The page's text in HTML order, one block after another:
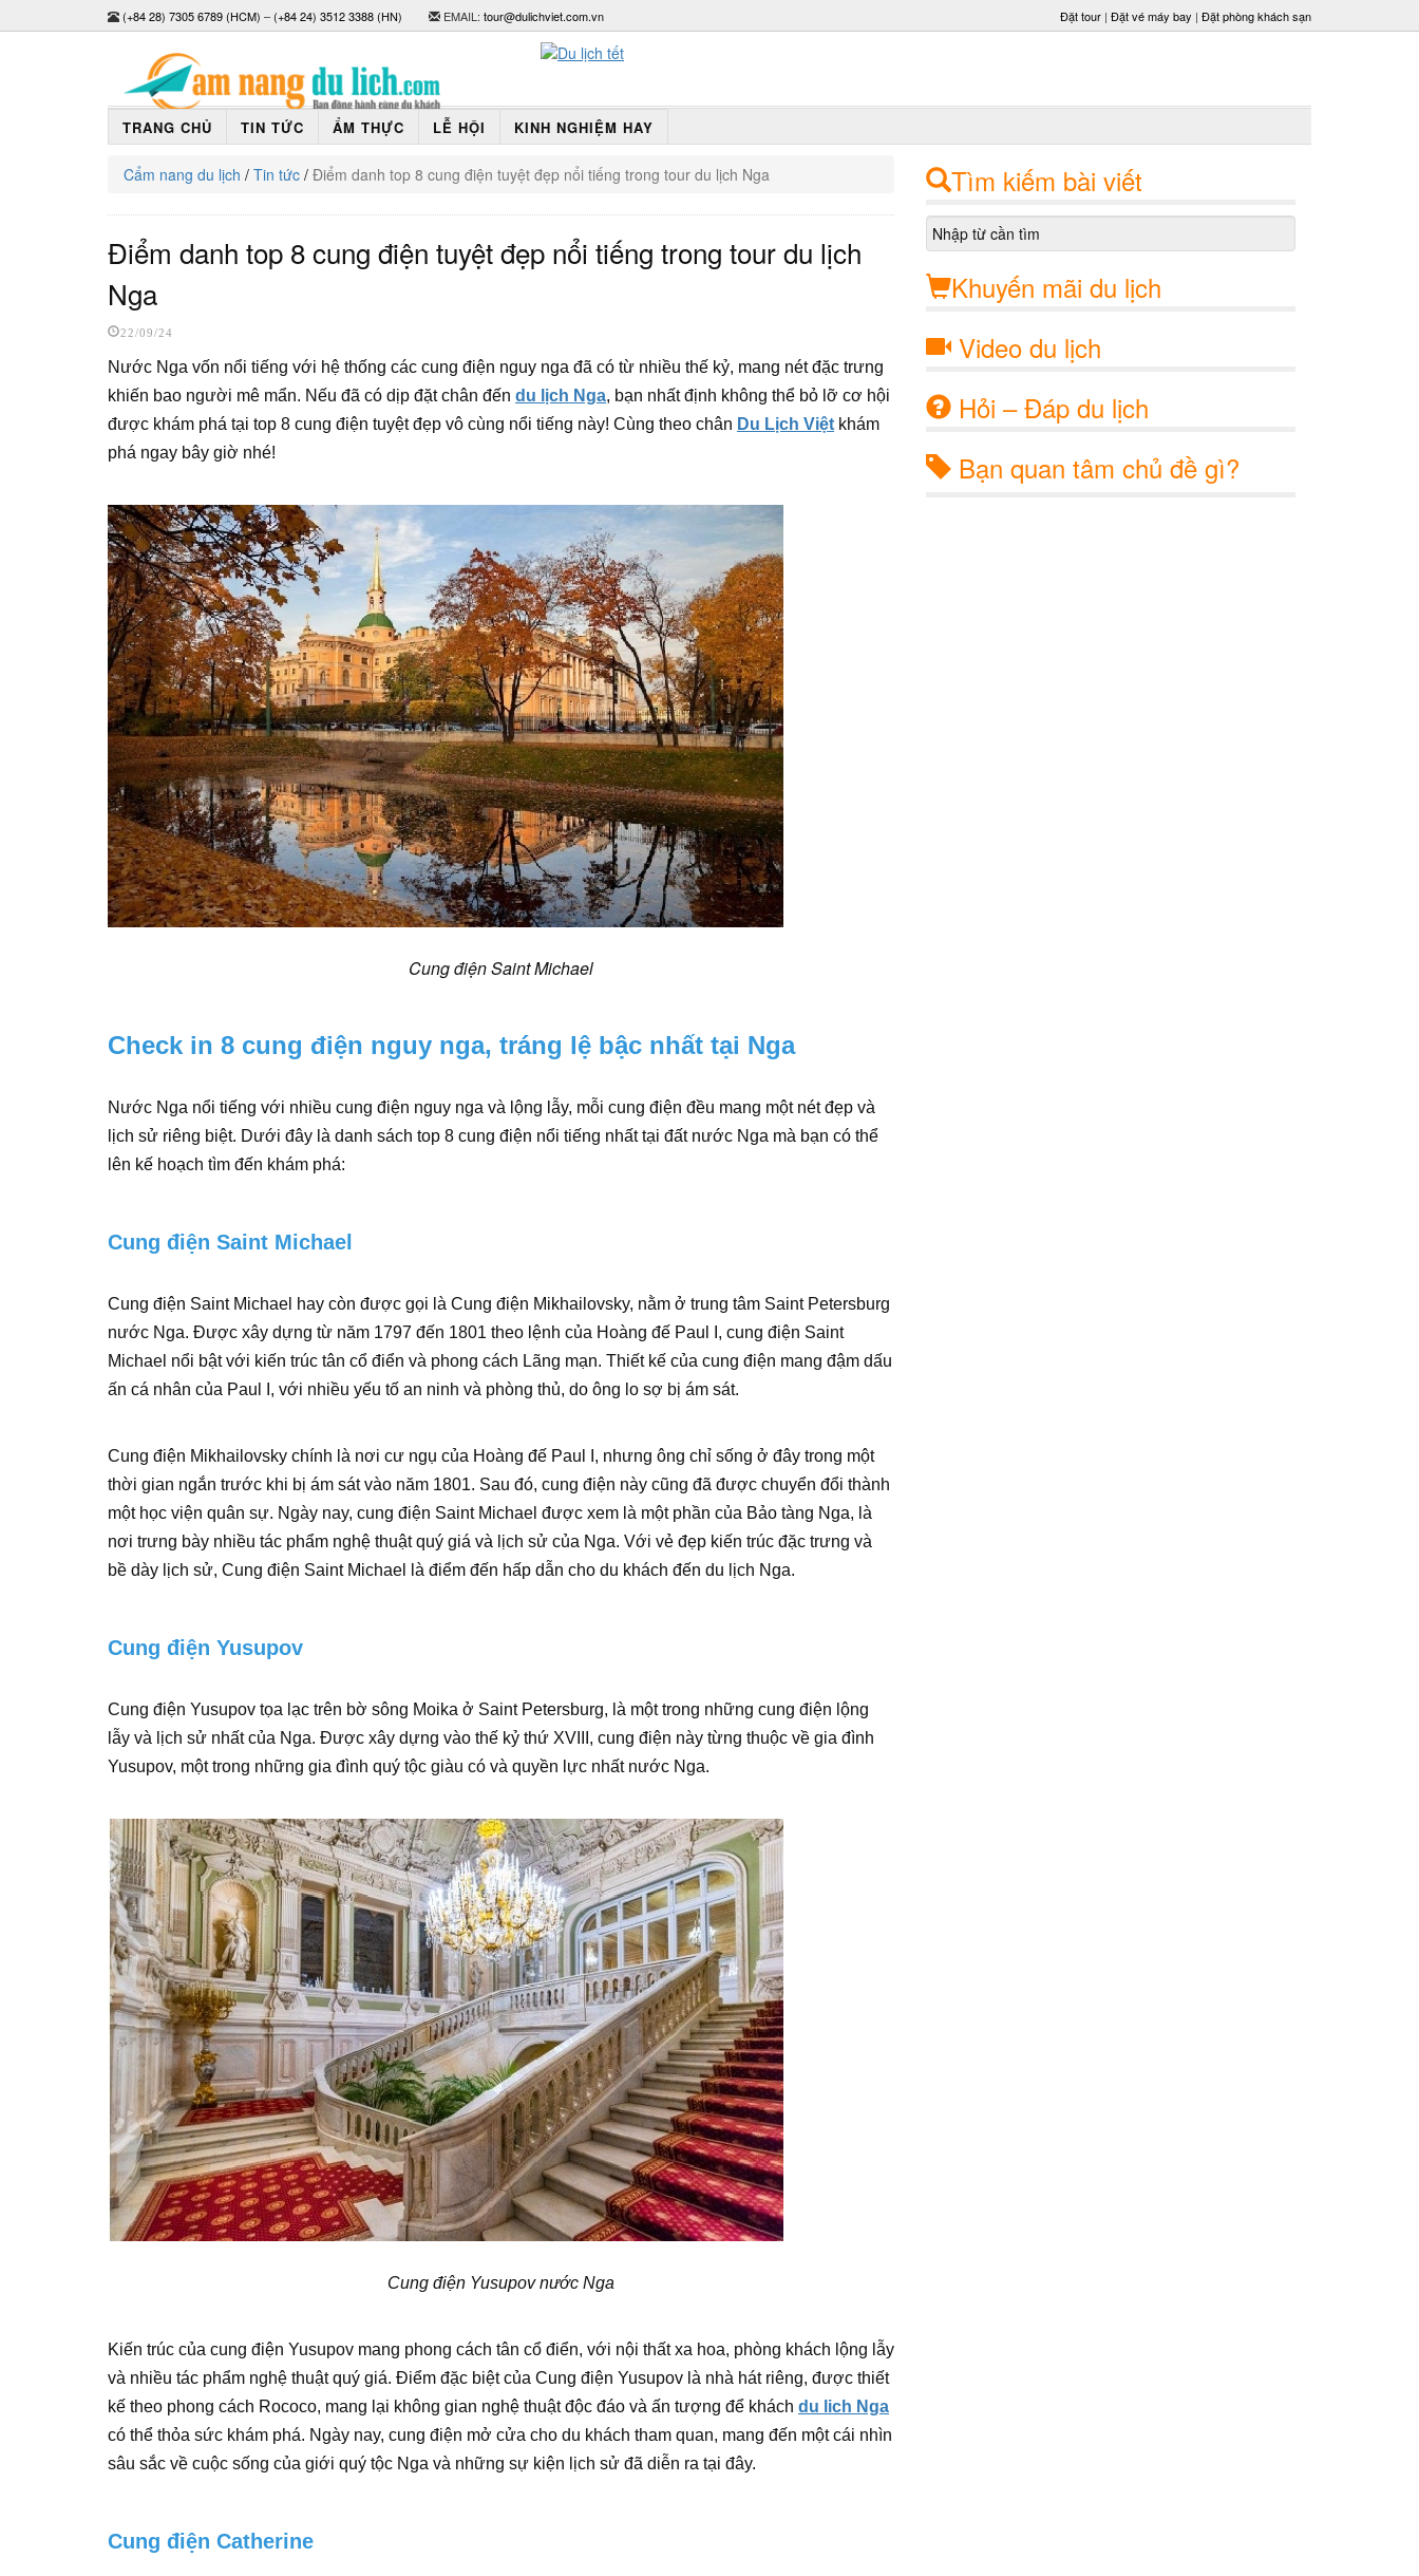
(+84 28) 7305 6789 (HCM) –(+84 24) 3512 3388 (HN) EMAIL: tour@dulichviet.com.vn Đặt tour | Đặt vé máy bay | Đặt phòng khách sạn
TRANG CHỦ TIN TỨC ẨM THỰC LỄ HỘI KINH NGHIỆM HAY
Cẩm nang du lịch / Tin tức / Điểm danh top 8 cung điện tuyệt đẹp nổi tiếng trong tour du lịch Nga
Điểm danh top 8 cung điện tuyệt đẹp nổi tiếng trong tour du lịch
Nga
22/09/24
Nước Nga vốn nổi tiếng với hệ thống các cung điện nguy nga đã có từ nhiều thế kỷ, mang nét đặc trưng
khiến bao người mê mẩn. Nếu đã có dịp đặt chân đến du lịch Nga, bạn nhất định không thể bỏ lỡ cơ hội
được khám phá tại top 8 cung điện tuyệt đẹp vô cùng nổi tiếng này! Cùng theo chân Du Lịch Việt khám
phá ngay bây giờ nhé!
Cung điện Saint Michael
Check in 8 cung điện nguy nga, tráng lệ bậc nhất tại Nga
Nước Nga nổi tiếng với nhiều cung điện nguy nga và lộng lẫy, mỗi cung điện đều mang một nét đẹp và
lịch sử riêng biệt. Dưới đây là danh sách top 8 cung điện nổi tiếng nhất tại đất nước Nga mà bạn có thể
lên kế hoạch tìm đến khám phá:
Cung điện Saint Michael
Cung điện Saint Michael hay còn được gọi là Cung điện Mikhailovsky, nằm ở trung tâm Saint Petersburg
nước Nga. Được xây dựng từ năm 1797 đến 1801 theo lệnh của Hoàng đế Paul I, cung điện Saint
Michael nổi bật với kiến trúc tân cổ điển và phong cách Lãng mạn. Thiết kế của cung điện mang đậm dấu
ấn cá nhân của Paul I, với nhiều yếu tố an ninh và phòng thủ, do ông lo sợ bị ám sát.
Cung điện Mikhailovsky chính là nơi cư ngụ của Hoàng đế Paul I, nhưng ông chỉ sống ở đây trong một
thời gian ngắn trước khi bị ám sát vào năm 1801. Sau đó, cung điện này cũng đã được chuyển đổi thành
một học viện quân sự. Ngày nay, cung điện Saint Michael được xem là một phần của Bảo tàng Nga, là
nơi trưng bày nhiều tác phẩm nghệ thuật quý giá và lịch sử của Nga. Với vẻ đẹp kiến trúc đặc trưng và
bề dày lịch sử, Cung điện Saint Michael là điểm đến hấp dẫn cho du khách đến du lịch Nga.
Cung điện Yusupov
Cung điện Yusupov tọa lạc trên bờ sông Moika ở Saint Petersburg, là một trong những cung điện lộng
lẫy và lịch sử nhất của Nga. Được xây dựng vào thế kỷ thứ XVIII, cung điện này từng thuộc về gia đình
Yusupov, một trong những gia đình quý tộc giàu có và quyền lực nhất nước Nga.
Cung điện Yusupov nước Nga
Kiến trúc của cung điện Yusupov mang phong cách tân cổ điển, với nội thất xa hoa, phòng khách lộng lẫy
và nhiều tác phẩm nghệ thuật quý giá. Điểm đặc biệt của Cung điện Yusupov là nhà hát riêng, được thiết
kế theo phong cách Rococo, mang lại không gian nghệ thuật độc đáo và ấn tượng để khách du lich Nga
có thể thỏa sức khám phá. Ngày nay, cung điện mở cửa cho du khách tham quan, mang đến một cái nhìn
sâu sắc về cuộc sống của giới quý tộc Nga và những sự kiện lịch sử đã diễn ra tại đây.
Cung điện Catherine
Tìm kiếm bài viết
Khuyến mãi du lịch
Video du lịch
Hỏi – Đáp du lịch
Bạn quan tâm chủ đề gì?